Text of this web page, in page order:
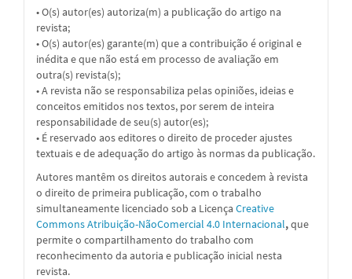
• O(s) autor(es) autoriza(m) a publicação do artigo na
revista;
• O(s) autor(es) garante(m) que a contribuição é original e
inédita e que não está em processo de avaliação em
outra(s) revista(s);
• A revista não se responsabiliza pelas opiniões, ideias e
conceitos emitidos nos textos, por serem de inteira
responsabilidade de seu(s) autor(es);
• É reservado aos editores o direito de proceder ajustes
textuais e de adequação do artigo às normas da publicação.
Autores mantêm os direitos autorais e concedem à revista
o direito de primeira publicação, com o trabalho
simultaneamente licenciado sob a Licença Creative
Commons Atribuição-NãoComercial 4.0 Internacional,que
permite o compartilhamento do trabalho com
reconhecimento da autoria e publicação inicial nesta
revista.